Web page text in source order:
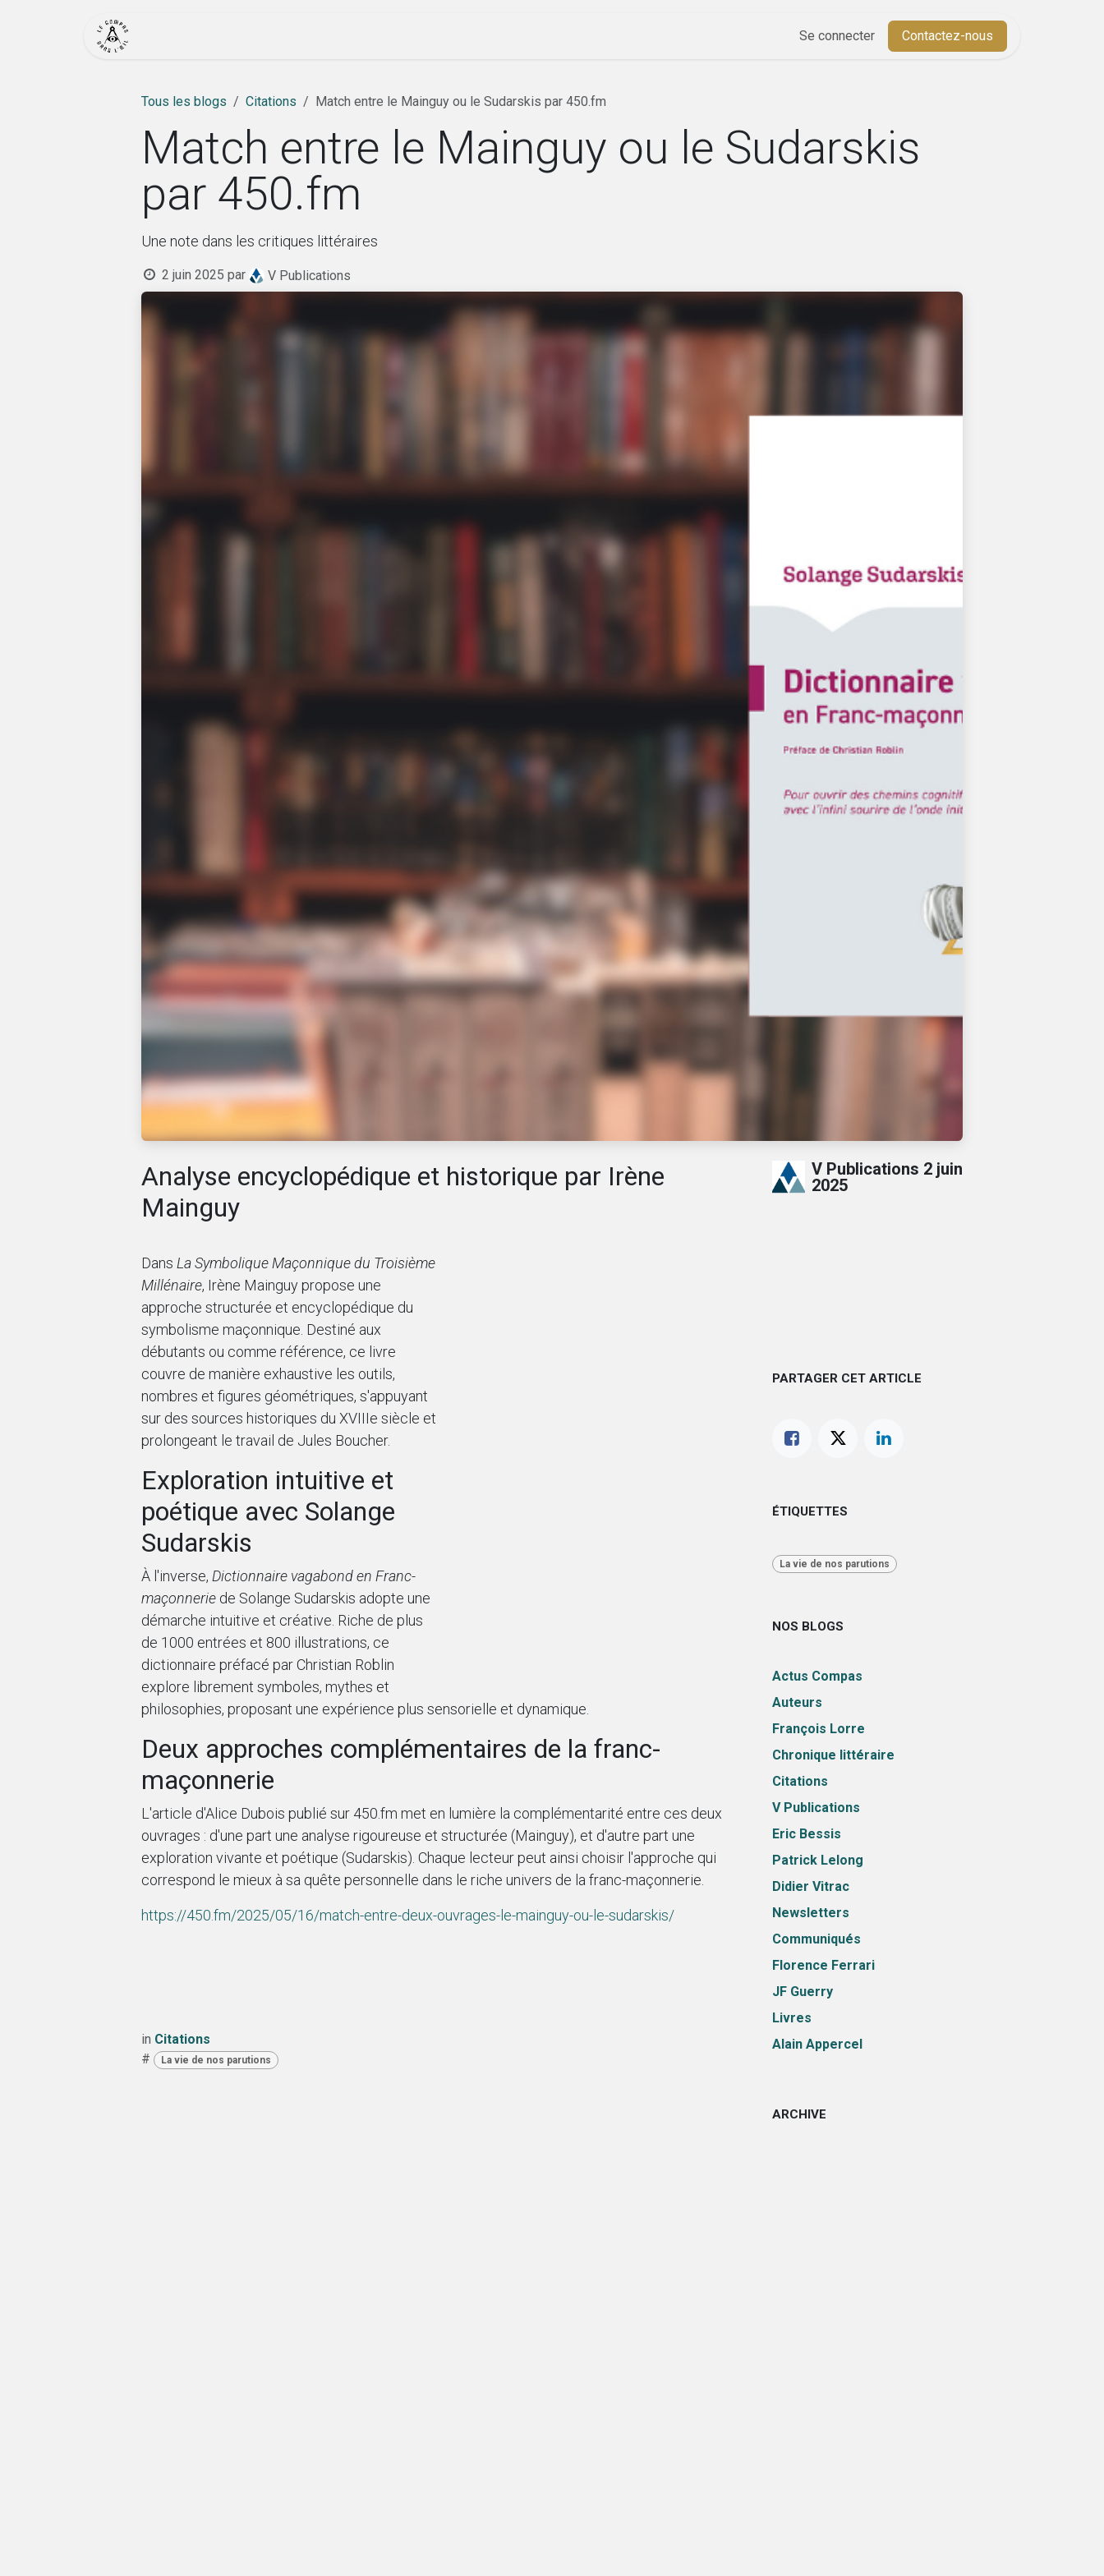
Cours
Se connecter Contactez-nous
Tous les blogs Citations Match entre le Mainguy ou le Sudarskis par 450.fm
Match entre le Mainguy ou le Sudarskis
par 450.fm
Une note dans les critiques littéraires
2 juin 2025 par V Publications
Analyse encyclopédique et historique par Irène
Mainguy
Dans La Symbolique Maçonnique du Troisième
Millénaire, Irène Mainguy propose une
approche structurée et encyclopédique du
symbolisme maçonnique. Destiné aux
débutants ou comme référence, ce livre
couvre de manière exhaustive les outils,
nombres et figures géométriques, s'appuyant
sur des sources historiques du XVIIIe siècle et
prolongeant le travail de Jules Boucher.
Exploration intuitive et
poétique avec Solange
Sudarskis
À l'inverse, Dictionnaire vagabond en Franc-
maçonnerie de Solange Sudarskis adopte une
démarche intuitive et créative. Riche de plus
de 1000 entrées et 800 illustrations, ce
dictionnaire préfacé par Christian Roblin
explore librement symboles, mythes et
philosophies, proposant une expérience plus sensorielle et dynamique.
Deux approches complémentaires de la franc-
maçonnerie
L'article d'Alice Dubois publié sur 450.fm met en lumière la complémentarité entre ces deux
ouvrages : d'une part une analyse rigoureuse et structurée (Mainguy), et d'autre part une
exploration vivante et poétique (Sudarskis). Chaque lecteur peut ainsi choisir l'approche qui
correspond le mieux à sa quête personnelle dans le riche univers de la franc-maçonnerie.
https://450.fm/2025/05/16/match-entre-deux-ouvrages-le-mainguy-ou-le-sudarskis/
in Citations
#
La vie de nos parutions
V Publications 2 juin
2025
PARTAGER CET ARTICLE
ÉTIQUETTES
La vie de nos parutions
NOS BLOGS
Actus Compas
Auteurs
François Lorre
Chronique littéraire
Citations
V Publications
Eric Bessis
Patrick Lelong
Didier Vitrac
Newsletters
Communiqués
Florence Ferrari
JF Guerry
Livres
Alain Appercel
ARCHIVE